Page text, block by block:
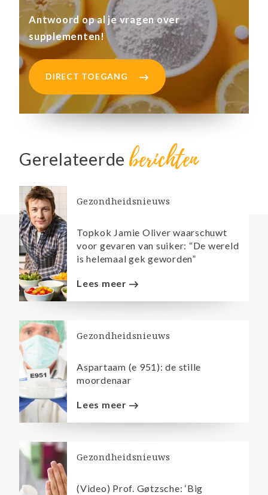
Antwoord op al je vragen over
supplementen!
DIRECT TOEGANG
Gerelateerde berichten
Gezondheidsnieuws
Topkok Jamie Oliver waarschuwt
voor gevaren van suiker: “De wereld
is helemaal gek geworden”
Lees meer
Gezondheidsnieuws
Aspartaam (e 951): de stille
moordenaar
Lees meer
Gezondheidsnieuws
(Video) Prof. Gøtzsche: ‘Big